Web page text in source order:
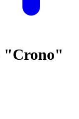
"Crono"